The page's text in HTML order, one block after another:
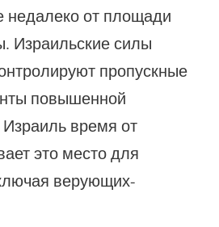
недалеко от площади
Израильские силы
пропускные
повышенной
время от
это место для
верующих-